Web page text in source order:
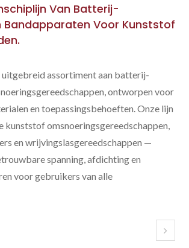
Van Batterij-
Bandapparaten Voor Kunststof
uitgebreid assortiment aan batterij-
ontworpen voor
en toepassingsbehoeften. Onze lijn
omsnoeringsgereedschappen,
en wrijvingslasgereedschappen —
spanning, afdichting en
voor gebruikers van alle